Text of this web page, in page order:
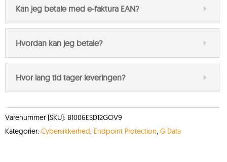
Kan jeg betale med e-faktura EAN?
Hvordan kan jeg betale?
Hvor lang tid tager leveringen?
Varenummer (SKU): B1006ESD12GOV9
Kategorier: Cybersikkerhed, Endpoint Protection, G Data